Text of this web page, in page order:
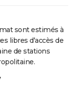
sont estimés à
libres d'accès de
de stations